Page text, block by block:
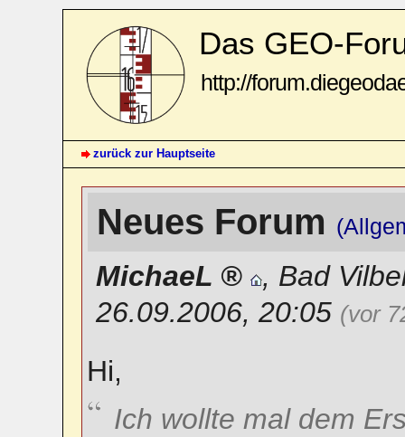
Das GEO-
http://
zurück zur Hauptseite
Neues Forum
MichaeL , Bad
26.09.2006, 20:05 (vor
Hi,
Ich wollte mal dem